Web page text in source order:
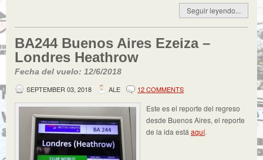
Seguir leyendo...
BA244 Buenos Aires Ezeiza –
Londres Heathrow
Fecha del vuelo: 12/6/2018
SEPTEMBER 03, 2018
ALE 12 COMMENTS
Este es el reporte del regreso
desde Buenos Aires, el reporte
de la ida está aquí.